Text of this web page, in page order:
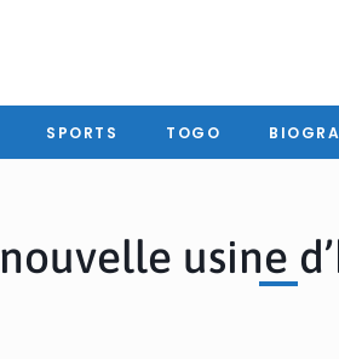
SPORTS TOGO
nouvelle usine